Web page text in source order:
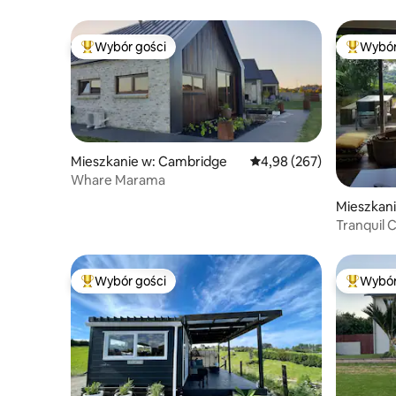
Najpopularniejsze z kategorii Wybór gości
Wybór gości
Mieszkanie w: Cambridge Średnia ocena: 4,98 na
4,98 (267)
Whare Marama
Tranquil
Najpopularniejsze z kategorii Wybór gości
Wybór gości